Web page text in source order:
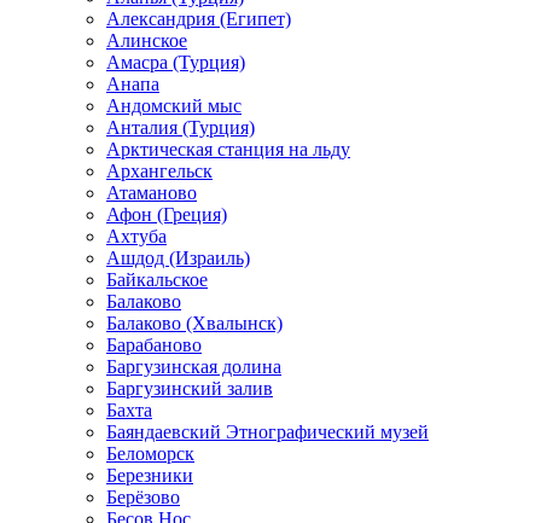
Александрия (Египет)
Алинское
Амасра (Турция)
Анапа
Андомский мыс
Анталия (Турция)
Арктическая станция на льду
Архангельск
Атаманово
Афон (Греция)
Ахтуба
Ашдод (Израиль)
Байкальское
Балаково
Балаково (Хвалынск)
Барабаново
Баргузинская долина
Баргузинский залив
Бахта
Баяндаевский Этнографический музей
Беломорск
Березники
Берёзово
Бесов Нос